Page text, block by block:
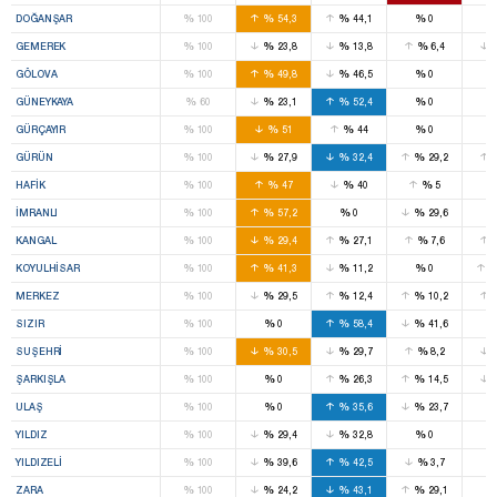
DOĞANŞAR %100 % 54,3 % 44,1 %0
GEMEREK %100 % 23,8 % 13,8 %6,4
GÖLOVA %100 % 49,8 % 46,5 %0
GÜNEYKAYA % 60 % 23,1 % 52,4 %0
GÜRÇAYIR %100 % 51 % 44 %0
GÜRÜN %100 % 27,9 % 32,4 % 29,2
HAFIK %100 % 47 % 40 %5
İMRANLI %100 % 57,2 %0 % 29,6
KANGAL %100 % 29,4 % 27,1 %7,6
KOYULHISAR %100 % 41,3 % 11,2 %0
MERKEZ %100 % 29,5 % 12,4 % 10,2
SIZIR %100 %0 % 58,4 % 41,6
SUŞEHRI %100 % 30,5 % 29,7 %8,2
ŞARKIŞLA %100 %0 % 26,3 % 14,5
ULAŞ %100 %0 % 35,6 % 23,7
YILDIZ %100 % 29,4 % 32,8 %0
YILDIZELI %100 % 39,6 % 42,5 %3,7
ZARA %100 % 24,2 % 43,1 % 29,1